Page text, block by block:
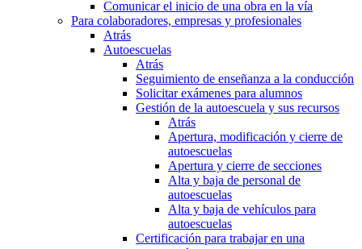
Comunicar el inicio de una obra en la vía
Para colaboradores, empresas y profesionales
Atrás
Autoescuelas
Atrás
Seguimiento de enseñanza a la conducción
Solicitar exámenes para alumnos
Gestión de la autoescuela y sus recursos
Atrás
Apertura, modificación y cierre de
autoescuelas
Apertura y cierre de secciones
Alta y baja de personal de
autoescuelas
Alta y baja de vehículos para
autoescuelas
Certificación para trabajar en una